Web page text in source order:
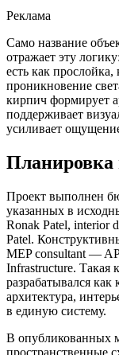
Реклама
Само название
отражает эту
есть как прослойка,
проникновение
кирпич формирует
поддерживает
усиливает
Планировка
Проект выполнен
указанных в
Ronak Patel, interior
Patel.
MEP consultant —
Infrastructure. Такая
разрабатывался
архитектура,
в единую систему.
В опубликованных